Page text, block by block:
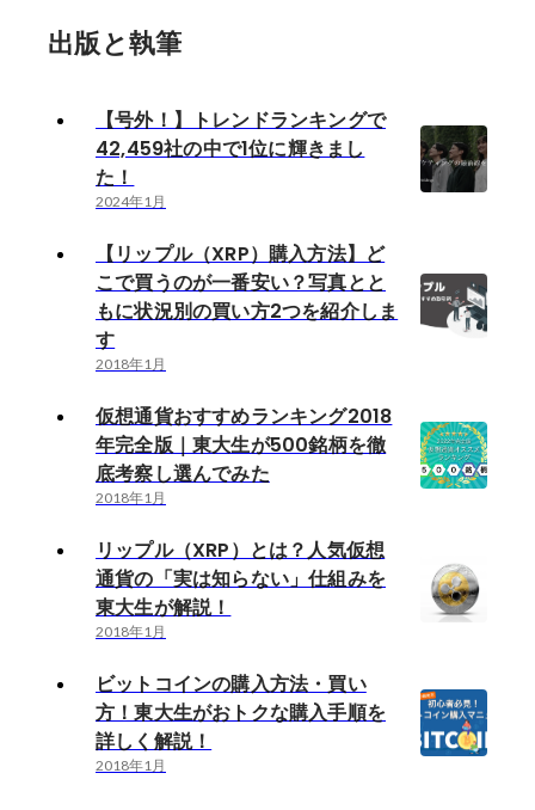
出版と執筆
【号外！】トレンドランキングで
42,459社の中で1位に輝きまし
た！
2024年1月
【リップル（XRP）購入方法】ど
こで買うのが一番安い？写真とと
もに状況別の買い方2つを紹介しま
す
2018年1月
仮想通貨おすすめランキング2018
年完全版｜東大生が500銘柄を徹
底考察し選んでみた
2018年1月
リップル（XRP）とは？人気仮想
通貨の「実は知らない」仕組みを
東大生が解説！
2018年1月
ビットコインの購入方法・買い
方！東大生がおトクな購入手順を
詳しく解説！
2018年1月